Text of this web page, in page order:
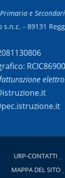
e
s.n.c. - 89131
URP-CONTATTI
MAPPA DEL SITO